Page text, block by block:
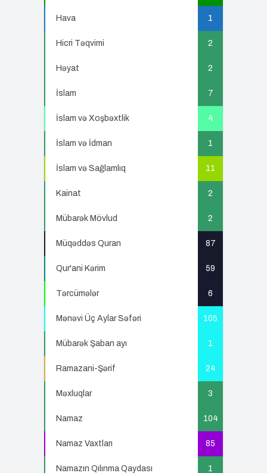
Hava 1
Hicri Təqvimi 2
Həyat 2
İslam 7
İslam və Xoşbəxtlik 4
İslam və İdman 1
İslam və Sağlamlıq 11
Kainat 2
Mübarək Mövlud 2
Müqəddəs Quran 87
Qur'ani Kərim 59
Tərcümələr 6
Mənəvi Üç Aylar Səfəri 105
Mübarək Şaban ayı 1
Ramazani-Şərif 24
Məxluqlar 3
Namaz 104
Namaz Vaxtları 85
Namazın Qılınma Qaydası 1